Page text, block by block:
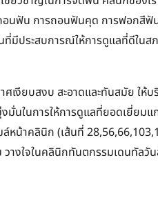
อนฟัน การถอนฟันคุด การฟอกสี
มีประสบการณ์ให้การดูแลที่ดีในส
งียบสงบ สะอาดและทันสมัย ให้บ
มั่นในการให้การดูแลที่ยอดเยี่ยม
หน้าคลินิก (เส้นที่
างใจในคลินิกทันตกรรมเดนทัลวั